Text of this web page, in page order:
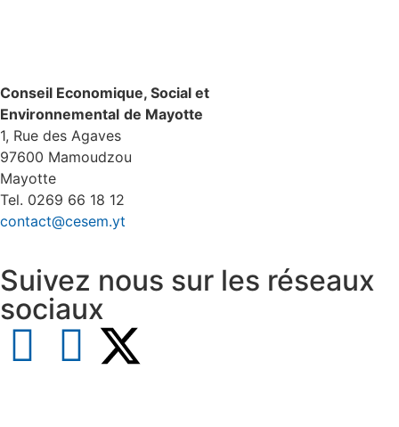
Conseil Economique, Social et
Environnemental de Mayotte
1, Rue des Agaves
97600 Mamoudzou
Mayotte
Tel. 0269 66 18 12
contact@cesem.yt
Suivez nous sur les réseaux
sociaux